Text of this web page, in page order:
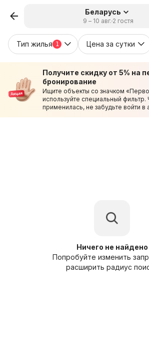
Беларусь
9 – 10 авг.2 гостя
Тип жилья 1 Цена за сутки
Получите скидку от 5% на
бронирование
Ищите объекты со значком
используйте специальный фильтр.
применилась, не забудьте войти в
Ничего не найдено
Попробуйте изменить
расширить радиус